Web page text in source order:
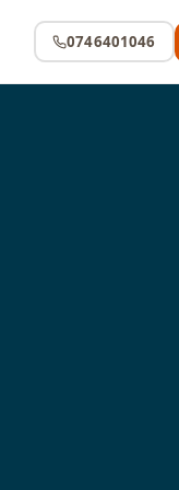
0746401046